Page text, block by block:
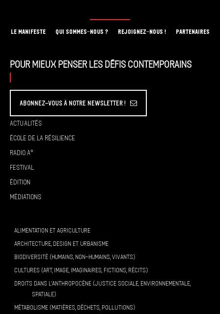
LE MANIFESTE QUI SOMMES-NOUS ? REJOIGNEZ-NOUS ! PARTENAIRES
Pour mieux penser les défis contemporains
Abonnez-vous à Notre Newsletter !
Actualités
École de la résilience
Radio A°
Festival
Édition
Médiations
ALIMENTATION ET AGRICULTURE
ARCHITECTURE, DESIGN ET URBANISME
BIODIVERSITÉ (HUMAINS, NON-HUMAINS, VIVANTS)
CULTURES (ART, IMAGE, IMAGINAIRES, FICTIONS, RÉCITS)
DROITS DANS L’ANTHROPOCÈNE (JUSTICE SOCIALE, ENVIRONNEMENTALE,
SPATIALE)
MÉTABOLISME (MATIÈRES, DÉCHETS, POLLUTIONS)